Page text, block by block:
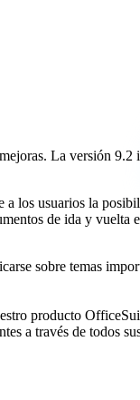
La versión
los usuarios la
de ida y vuelta
sobre temas
producto
a través de todos